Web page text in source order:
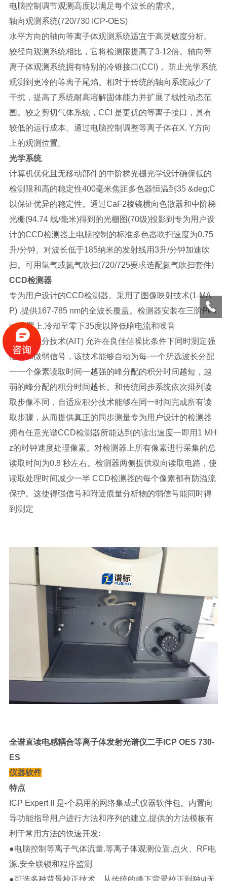
电脑控制调节观测高度以满足每个波长的需求。
轴向观测系统(720/730 ICP-OES)
水平方向的轴向等离子体观测系统适宜于高灵敏度分析。
较径向观测系统相比，它将检测限提高了3-12倍。轴向等
离子体观测系统拥有特别的冷锥接口(CCI)， 防止光学系统
观测到更冷的等离子尾焰。相对于传统的轴向系统减少了
干扰，提高了系统耐高溶解固体能力并扩展了线性动态范
围。较之剪切气体系统，CCI 是更优的等离子接口，具有
较低的运行成本。通过电脑控制调整等离子体在X. Y方向
上的观测位置。
光学系统
计算机优化且无移动部件的中阶梯光栅光学设计确保低的
检测限和高的稳定性400毫米焦距多色器恒温到35 &deg;C
以保证优异的稳定性。通过CaF2棱镜横向色散器和中阶梯
光栅(94.74 线/毫米)得到的光栅图(70级)投影到专为用户设
计的CCD检测器上电脑控制的标准多色器吹扫速度为0.75
升/分钟。对波长低于185纳米的发射线用3升/分钟加速吹
扫。可用氩气或氮气吹扫(720/725要求选配氮气吹扫套件)
CCD检测器
专为用户设计的CCD检测器。采用了图像映射技术(1-MA
P) .提供167-785 nm的全波长覆盖。检测器安装在三阶Pelt
ier装置上.冷却至零下35度以降低暗电流和噪音
自适应积分技术(AIT) 允许在良佳信噪比条件下同时测定强
信号和微弱信号，该技术能够自动为每-一个所选波长分配
一一个像素读取时间一越强的峰分配的积分时间越短，越
弱的峰分配的积分时间越长。和传统同步系统依次排列读
取步像不同，自适应积分技术能够在同一时间完成所有读
取步骤，从而提供真正的同步测量专为用户设计的检测器
拥有任意光谱CCD检测器所能达到的读出速度一即用1 MH
z的时钟速度处理像素。对检测器上所有像素进行采集的总
读取时间为0.8 秒左右。检测器两侧提供双向读取电路，使
读取处理时间减少一半 CCD检测器的每个像素都有防溢流
保护。这使得强信号和附近痕量分析物的弱信号能同时得
到测定
全谱直读电感耦合等离子体发射光谱仪二手ICP OES 730-
ES
仪器软件
特点
ICP Expert II 是-个易用的网络集成式仪器软件包。内置向
导功能指导用户进行方法和序列的建立,提供的方法模板有
利于常用方法的快速开发:
●电脑控制等离子气体流量.等离子体观测位置.点火、RF电
源.安全联锁和程序监测